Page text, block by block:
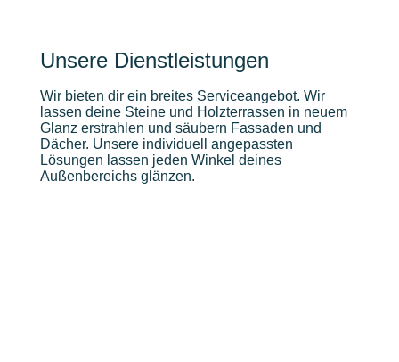
Unsere Dienstleistungen
Wir bieten dir ein breites Serviceangebot. Wir
lassen deine Steine und Holzterrassen in neuem
Glanz erstrahlen und säubern Fassaden und
Dächer. Unsere individuell angepassten
Lösungen lassen jeden Winkel deines
Außenbereichs glänzen.